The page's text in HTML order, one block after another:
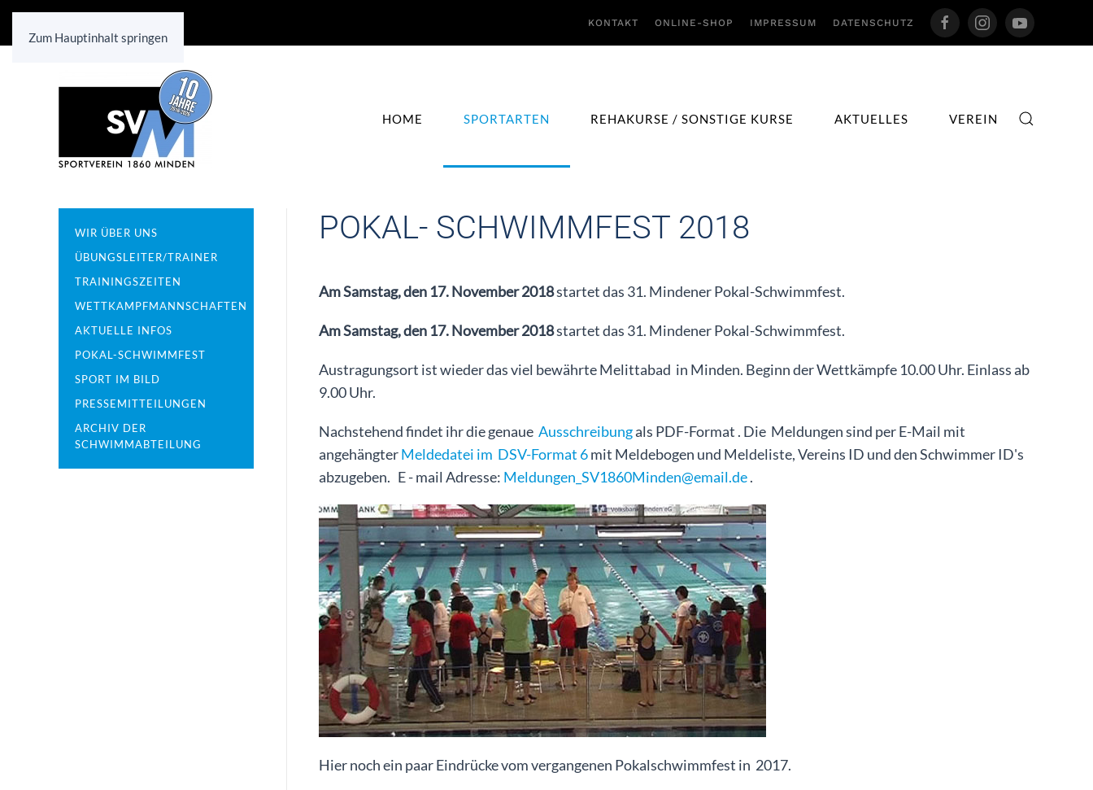
Zum Hauptinhalt springen
KONTAKT ONLINE-SHOP IMPRESSUM DATENSCHUTZ
HOME SPORTARTEN REHAKURSE / SONSTIGE KURSE AKTUELLES VEREIN
POKAL- SCHWIMMFEST 2018
Am Samstag, den 17. November 2018startet das 31. Mindener Pokal-Schwimmfest.
Am Samstag, den 17. November 2018startet das 31. Mindener Pokal-Schwimmfest.
Austragungsort ist wieder das viel bewährte Melittabad in Minden. Beginn der Wettkämpfe 10.00 Uhr. Einlass ab
9.00 Uhr.
Nachstehend findet ihr die genaue Ausschreibungals PDF-Format . Die Meldungen sind per E-Mail mit
angehängterMeldedatei im DSV-Format 6mit Meldebogen und Meldeliste, Vereins ID und den Schwimmer ID's
abzugeben. E - mail Adresse: Meldungen_SV1860Minden@email.de.
Hier noch ein paar Eindrücke vom vergangenen Pokalschwimmfest in 2017.
WIR ÜBER UNS
ÜBUNGSLEITER/TRAINER
TRAININGSZEITEN
WETTKAMPFMANNSCHAFTEN
AKTUELLE INFOS
POKAL-SCHWIMMFEST
SPORT IM BILD
PRESSEMITTEILUNGEN
ARCHIV DER
SCHWIMMABTEILUNG